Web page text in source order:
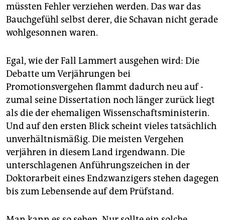
müssten Fehler verziehen werden. Das war das
Bauchgefühl selbst derer, die Schavan nicht gerade
wohlgesonnen waren.
Egal, wie der Fall Lammert ausgehen wird: Die
Debatte um Verjährungen bei
Promotionsvergehen flammt dadurch neu auf -
zumal seine Dissertation noch länger zurück liegt
als die der ehemaligen Wissenschaftsministerin.
Und auf den ersten Blick scheint vieles tatsächlich
unverhältnismäßig. Die meisten Vergehen
verjähren in diesem Land irgendwann. Die
unterschlagenen Anführungszeichen in der
Doktorarbeit eines Endzwanzigers stehen dagegen
bis zum Lebensende auf dem Prüfstand.